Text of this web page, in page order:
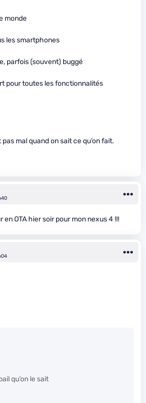
monde
les smartphones
parfois (souvent) buggé
pour toutes les fonctionnalités
mal quand on sait ce qu’on fait.
en OTA hier soir pour mon nexus 4 !!!
qu’on le sait